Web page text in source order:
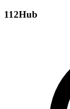
112Hub